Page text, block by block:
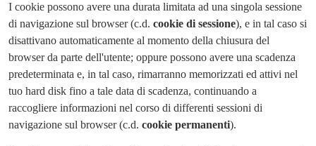
I cookie possono avere una durata limitata ad una singola sessione
di navigazione sul browser (c.d. cookie di sessione), e in tal caso si
disattivano automaticamente al momento della chiusura del
browser da parte dell'utente; oppure possono avere una scadenza
predeterminata e, in tal caso, rimarranno memorizzati ed attivi nel
tuo hard disk fino a tale data di scadenza, continuando a
raccogliere informazioni nel corso di differenti sessioni di
navigazione sul browser (c.d. cookie permanenti).